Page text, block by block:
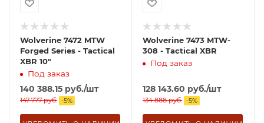
Wolverine 7472 MTW
Forged Series - Tactical
XBR 10"
Под заказ
140 388.15 руб./шт
147 777руб. -5%
Wolverine 7473 MTW-
308 - Tactical XBR
Под заказ
128 143.60 руб./шт
134 888руб. -5%